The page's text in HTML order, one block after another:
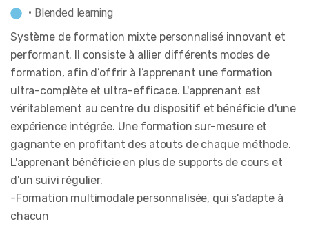
• Blended learning
Système de formation mixte personnalisé innovant et
performant. Il consiste à allier différents modes de
formation, afin d’offrir à l’apprenant une formation
ultra-complète et ultra-efficace. L'apprenant est
véritablement au centre du dispositif et bénéficie d'une
expérience intégrée. Une formation sur-mesure et
gagnante en profitant des atouts de chaque méthode.
L'apprenant bénéficie en plus de supports de cours et
d'un suivi régulier.
-Formation multimodale personnalisée, qui s'adapte à
chacun